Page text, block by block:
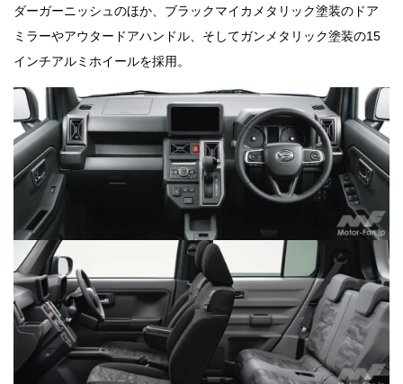
ダーガーニッシュのほか、ブラックマイカメタリック塗装のドア
ミラーやアウタードアハンドル、そしてガンメタリック塗装の15
インチアルミホイールを採用。